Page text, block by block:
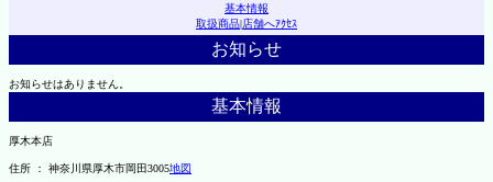
基本情報
取扱商品|店舗へｱｸｾｽ
お知らせ
お知らせはありません。
基本情報
厚木本店
住所 ： 神奈川県厚木市岡田3005地図